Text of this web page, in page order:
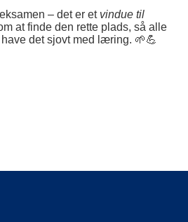
– det er et vindue til
at finde den rette plads, så alle
det sjovt med læring. 🌱💪